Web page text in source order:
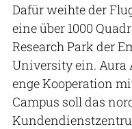
Dafür weihte der
eine über 1000
Research Park der
University ein. Aura
enge Kooperation
Campus soll das